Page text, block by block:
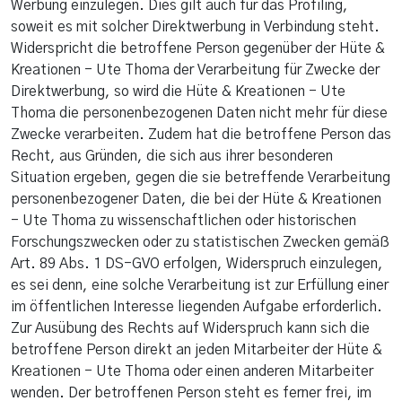
Werbung einzulegen. Dies gilt auch für das Profiling,
soweit es mit solcher Direktwerbung in Verbindung steht.
Widerspricht die betroffene Person gegenüber der Hüte &
Kreationen - Ute Thoma der Verarbeitung für Zwecke der
Direktwerbung, so wird die Hüte & Kreationen - Ute
Thoma die personenbezogenen Daten nicht mehr für diese
Zwecke verarbeiten. Zudem hat die betroffene Person das
Recht, aus Gründen, die sich aus ihrer besonderen
Situation ergeben, gegen die sie betreffende Verarbeitung
personenbezogener Daten, die bei der Hüte & Kreationen
- Ute Thoma zu wissenschaftlichen oder historischen
Forschungszwecken oder zu statistischen Zwecken gemäß
Art. 89 Abs. 1 DS-GVO erfolgen, Widerspruch einzulegen,
es sei denn, eine solche Verarbeitung ist zur Erfüllung einer
im öffentlichen Interesse liegenden Aufgabe erforderlich.
Zur Ausübung des Rechts auf Widerspruch kann sich die
betroffene Person direkt an jeden Mitarbeiter der Hüte &
Kreationen - Ute Thoma oder einen anderen Mitarbeiter
wenden. Der betroffenen Person steht es ferner frei, im